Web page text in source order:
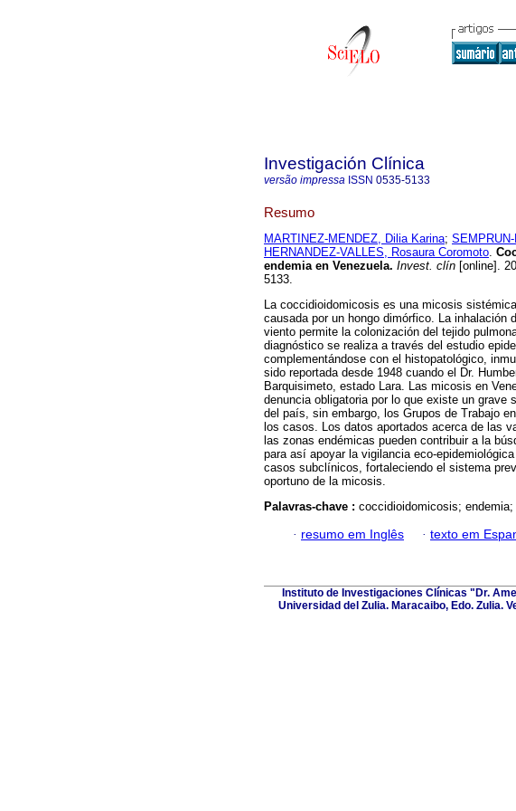
Investigación Clínica
versão impressa ISSN 0535-5133
Resumo
MARTINEZ-MENDEZ, Dilia Karina;
HERNANDEZ-VALLES, Rosaura Coromoto.
endemia en Venezuela. Invest. clín [online].
5133.
La coccidioidomicosis es una micosis
causada por un hongo dimórfico. La inhalación
viento permite la colonización del tejido
diagnóstico se realiza a través del estudio
complementándose con el histopatológico,
sido reportada desde 1948 cuando el Dr.
Barquisimeto, estado Lara. Las micosis en
denuncia obligatoria por lo que existe un grave
del país, sin embargo, los Grupos de Trabajo
los casos. Los datos aportados acerca de las
las zonas endémicas pueden contribuir a la
para así apoyar la vigilancia eco-
casos subclínicos, fortaleciendo el sistema
oportuno de la micosis.
Palavras-chave : coccidioidomicosis;
· resumo em Inglês · texto em
Instituto de Investigaciones Clínicas "Dr.
Universidad del Zulia. Maracaibo, Edo. Zulia.